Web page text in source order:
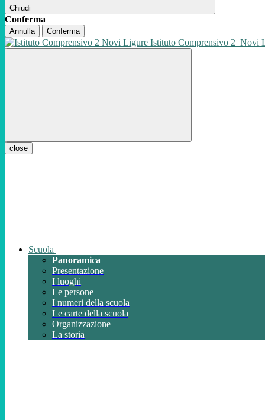
Chiudi
Conferma
Annulla Conferma
Istituto Comprensivo 2 Novi
close
Scuola
Panoramica
Presentazione
I luoghi
Le persone
I numeri della scuola
Le carte della scuola
Organizzazione
La storia